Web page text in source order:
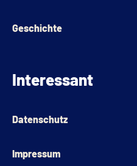
Geschichte
Interessant
Datenschutz
Impressum